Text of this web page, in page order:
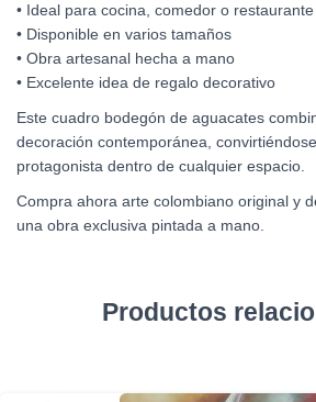
• Ideal para cocina, comedor o restaurante
• Disponible en varios tamaños
• Obra artesanal hecha a mano
• Excelente idea de regalo decorativo
Este cuadro bodegón de aguacates
decoración contemporánea,
protagonista dentro de cualquier espacio.
Compra ahora arte colombiano original y
una obra exclusiva pintada a mano.
Productos